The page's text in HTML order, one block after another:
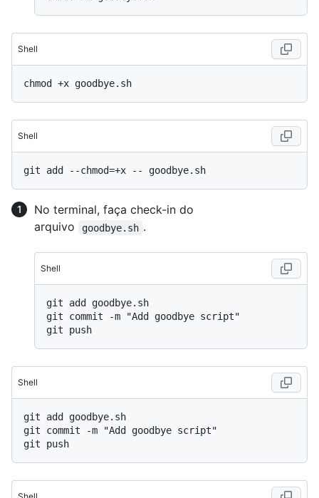
Shell
Shell
No terminal, faça check-in do
arquivo
goodbye.sh .
Shell
git add goodbye.sh
git commit -m "Add goodbye script"
Shell
git add goodbye.sh
git commit -m "Add goodbye script"